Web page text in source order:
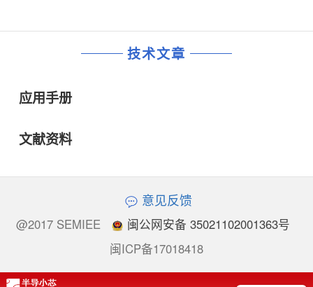
技术文章
应用手册
文献资料
意见反馈
@2017 SEMIEE
闽公网安备 35021102001363号
闽ICP备17018418